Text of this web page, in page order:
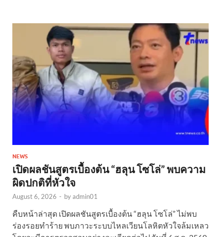
NEWS
เปิดผลชันสูตรเบื้องต้น “ฮลุน โซโล่” พบความ
ผิดปกติที่หัวใจ
August 6, 2026 - byadmin01
คืบหน้าล่าสุด เปิดผลชันสูตรเบื้องต้น “ฮลุน โซโล่” ไม่พบ
ร่องรอยทำร้าย พบภาวะระบบไหลเวียนโลหิตหัวใจล้มเหลว